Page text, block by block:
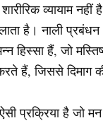
व्यायाम नहीं
है। नाली
हिस्सा हैं, जो
हैं, जिससे दिमाग
प्रक्रिया है जो